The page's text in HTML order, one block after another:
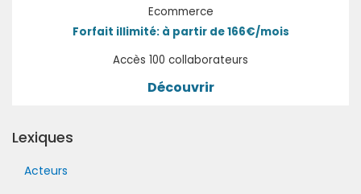
Ecommerce
Forfait illimité: à partir de 166€/mois
Accès 100 collaborateurs
Découvrir
Lexiques
Acteurs